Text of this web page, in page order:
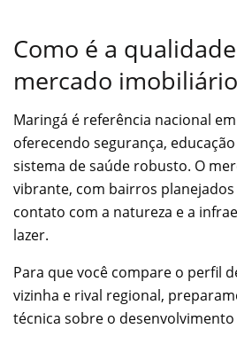
Como é a
mercado
Maringá é referência nacional
oferecendo segurança,
sistema de saúde robusto. O
vibrante, com bairros
contato com a natureza e a
lazer.
Para que você compare o perfil
vizinha e rival regional,
técnica sobre o